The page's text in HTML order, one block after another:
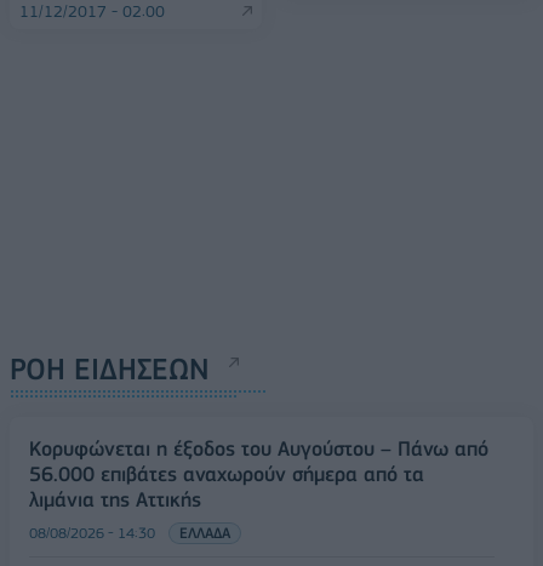
11/12/2017 - 02:00
ΡΟΗ ΕΙΔΗΣΕΩΝ
Κορυφώνεται η έξοδος του Αυγούστου – Πάνω από
56.000 επιβάτες αναχωρούν σήμερα από τα
λιμάνια της Αττικής
08/08/2026 - 14:30 ΕΛΛΑΔΑ